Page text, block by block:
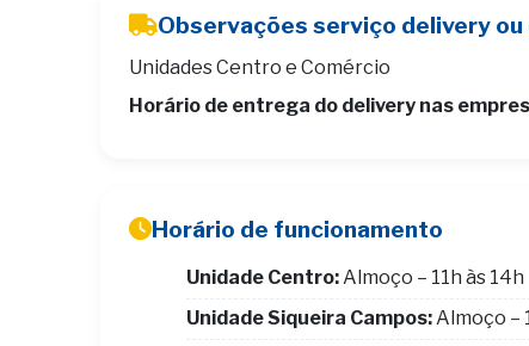
Observações serviço delivery
Unidades Centro e Comércio
Horário de entrega do delivery nas
Horário de funcionamento
Unidade Centro: Almoço – 11h às 14h
Unidade Siqueira Campos:Almoço –